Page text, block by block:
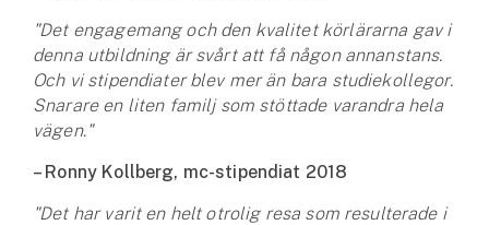
"Det engagemang och den kvalitet körlärarna gav i
denna utbildning är svårt att få någon annanstans.
Och vi stipendiater blev mer än bara studiekollegor.
Snarare en liten familj som stöttade varandra hela
vägen."
– Ronny Kollberg, mc-stipendiat 2018
"Det har varit en helt otrolig resa som resulterade i